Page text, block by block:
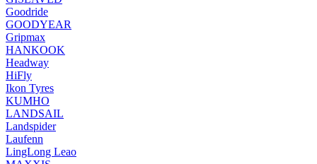
Goodride
GOODYEAR
Gripmax
HANKOOK
Headway
HiFly
Ikon Tyres
KUMHO
LANDSAIL
Landspider
Laufenn
LingLong Leao